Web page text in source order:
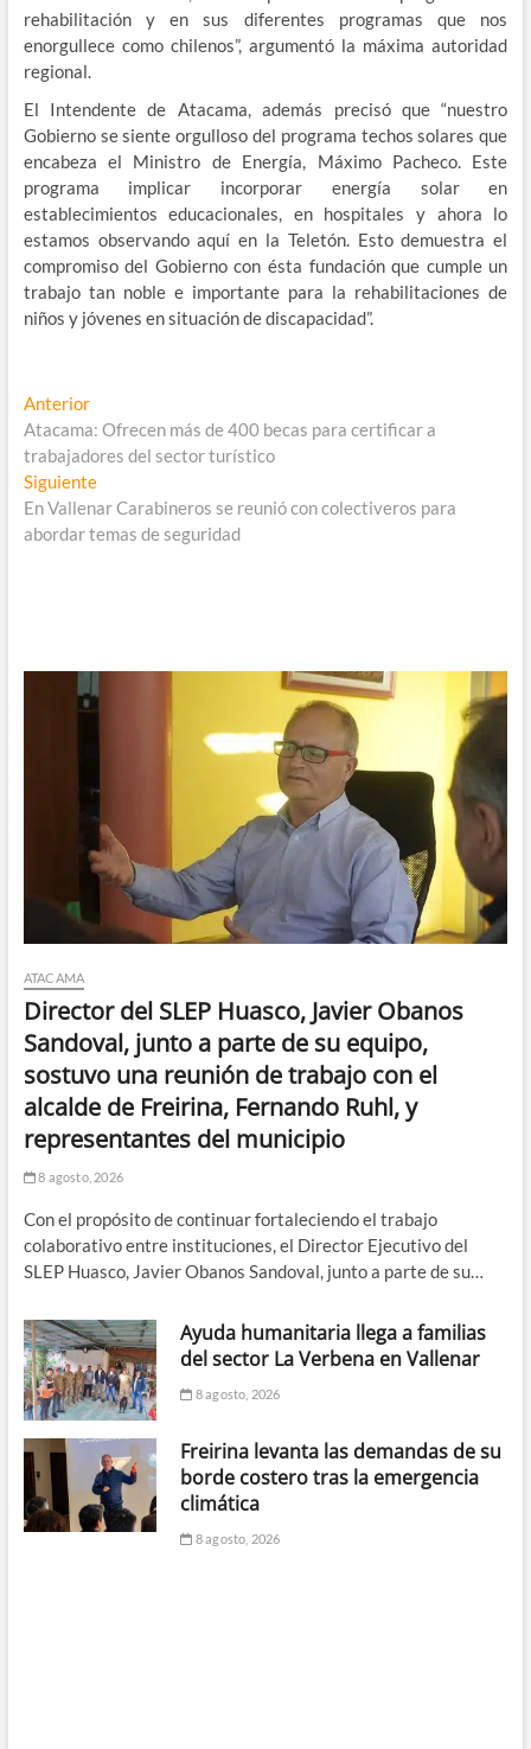
rehabilitación y en sus diferentes programas que nos
enorgullece como chilenos”, argumentó la máxima autoridad
regional.
El Intendente de Atacama, además precisó que “nuestro
Gobierno se siente orgulloso del programa techos solares que
encabeza el Ministro de Energía, Máximo Pacheco. Este
programa implicar incorporar energía solar en
establecimientos educacionales, en hospitales y ahora lo
estamos observando aquí en la Teletón. Esto demuestra el
compromiso del Gobierno con ésta fundación que cumple un
trabajo tan noble e importante para la rehabilitaciones de
niños y jóvenes en situación de discapacidad”.
Navegación
de
entradas
AnteriorEntrada
anterior:
Atacama: Ofrecen más de 400 becas para certificar a
trabajadores del sector turístico
SiguienteEntrada
siguiente:
En Vallenar Carabineros se reunió con colectiveros para
abordar temas de seguridad
ATACAMA
Director del SLEP Huasco, Javier Obanos
Sandoval, junto a parte de su equipo,
sostuvo una reunión de trabajo con el
alcalde de Freirina, Fernando Ruhl, y
representantes del municipio
8 agosto, 2026
Con el propósito de continuar fortaleciendo el trabajo
colaborativo entre instituciones, el Director Ejecutivo del
SLEP Huasco, Javier Obanos Sandoval, junto a parte de su…
Ayuda humanitaria llega a familias
del sector La Verbena en Vallenar
8 agosto, 2026
Freirina levanta las demandas de su
borde costero tras la emergencia
climática
8 agosto, 2026